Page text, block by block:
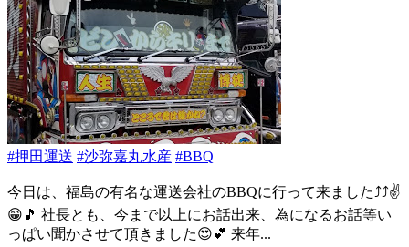
#押田運送 #沙弥嘉丸水産 #BBQ
今日は、福島の有名な運送会社のBBQに行って来ました⤴️⤴️✌️
😁🎵 社長とも、今まで以上にお話出来、為になるお話等い
っぱい聞かさせて頂きました😍💕 来年...